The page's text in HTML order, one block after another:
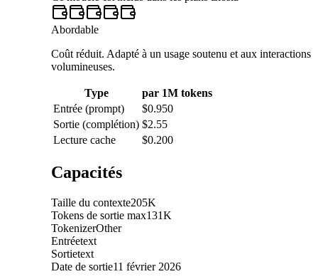
Abordable
Coût réduit. Adapté à un usage soutenu et aux interactions
volumineuses.
Type
par 1M tokens
Entrée (prompt)
$0.950
Sortie (complétion) $2.55
Lecture cache
$0.200
Capacités
Taille du contexte205K
Tokens de sortie max131K
TokenizerOther
Entréetext
Sortietext
Date de sortie11 février 2026